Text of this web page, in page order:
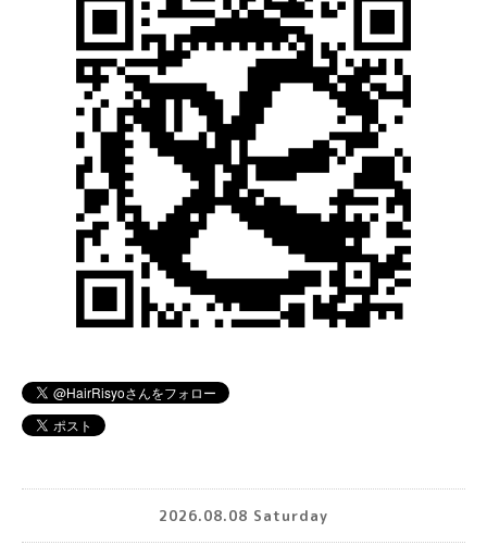
2026.08.08 Saturday